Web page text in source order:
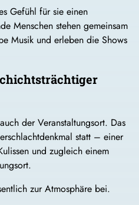
Gefühl für sie einen
Menschen stehen gemeinsam
Musik und erleben die Shows
der Veranstaltungsort. Das
statt – einer
und zugleich einem
zur Atmosphäre bei.